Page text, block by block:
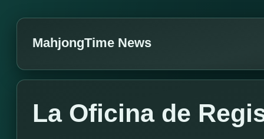
MahjongTime News
La Oficina de